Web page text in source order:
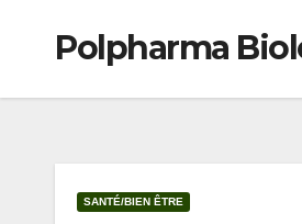
Polpharma
SANTÉ/BIEN ÊTRE